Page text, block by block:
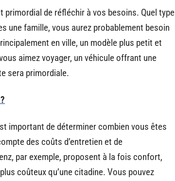
de réfléchir à vos besoins. Quel type
une famille, vous aurez probablement besoin
en ville, un modèle plus petit et
aimez voyager, un véhicule offrant une
sera primordiale.
important de déterminer combien vous êtes
des coûts d’entretien et de
par exemple, proposent à la fois confort,
coûteux qu’une citadine. Vous pouvez